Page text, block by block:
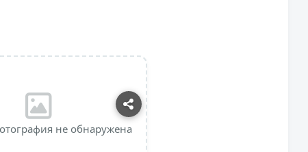
не обнаружена